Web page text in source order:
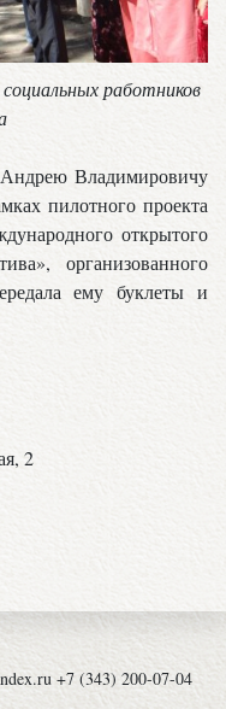
работников
Андрею Владимировичу
пилотного проекта
открытого
организованного
ему буклеты и
2
+7 (343) 200-07-04